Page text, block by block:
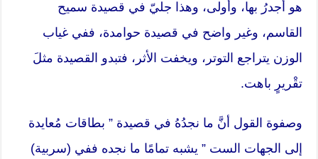
هو أجدرُ بها، وأولى، وهذا جليّ في قصيدة سميح
القاسم، وغير واضح في قصيدة حوامدة، ففي غياب
الوزن يتراجع التوتر، ويخفت الأثر، فتبدو القصيدة مثلَ
تقْريرٍ باهت.
وصفوة القول أنَّ ما نجدُهُ في قصيدة ” بطاقات مُعايدة
إلى الجهات الست ” يشبه تمامًا ما نجده ففي (سربية)